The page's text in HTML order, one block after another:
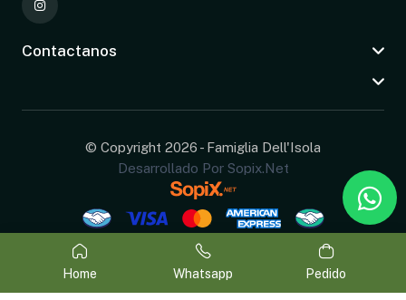
Home Whatsapp Pedido
Contactanos
© Copyright 2026 - Famiglia Dell'Isola
Desarrollado Por Sopix.net